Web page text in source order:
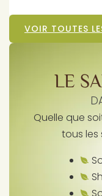
VOIR TOUTES
LE
Quelle que
tous les